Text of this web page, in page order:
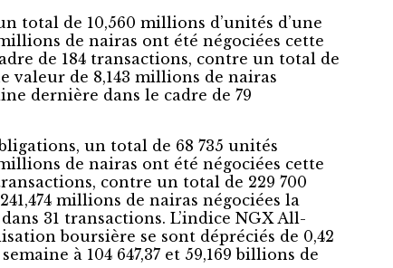
total de 10,560 millions d’unités d’une
de nairas ont été négociées cette
de 184 transactions, contre un total de
valeur de 8,143 millions de nairas
dernière dans le cadre de 79
un total de 68 735 unités
de nairas ont été négociées cette
contre un total de 229 700
millions de nairas négociées la
31 transactions. L’indice NGX All-
boursière se sont dépréciés de 0,42
à 104 647,37 et 59,169 billions de